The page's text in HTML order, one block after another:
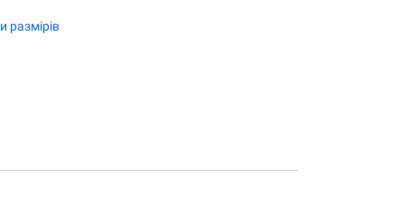
размірів